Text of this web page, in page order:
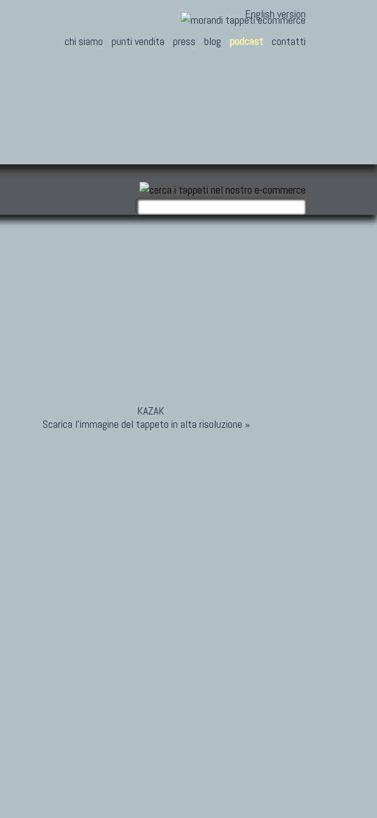
English version
chi siamo
punti vendita press blog podcast contatti
Scarica l'immagine del tappeto in alta risoluzione »